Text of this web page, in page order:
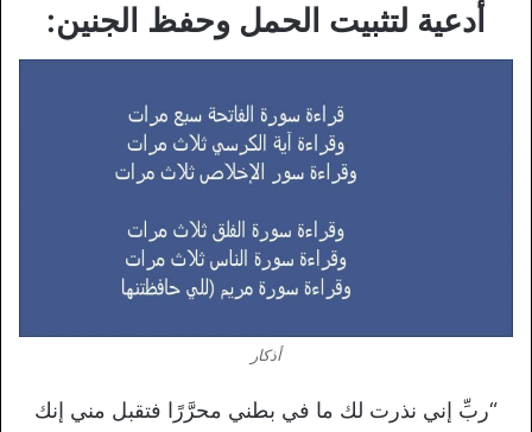
أدعية لتثبيت الحمل وحفظ الجنين:
أذكار
“ربِّ إني نذرت لك ما في بطني محرَّرًا فتقبل مني إنك